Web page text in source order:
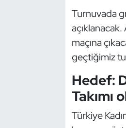
Turnuvada
maçına
geçtiğimiz
Hedef:
Takımı
Türkiye
İşitme Engelli Sporcular
Judo ve Kuraş
Kano ve Rafting